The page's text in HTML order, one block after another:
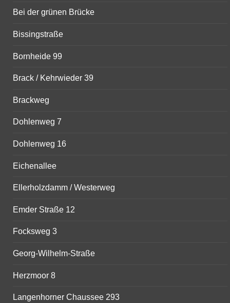
Bei der grünen Brücke
Bissingstraße
Bornheide 99
Brack / Kehrwieder 39
Brackweg
Dohlenweg 7
Dohlenweg 16
Eichenallee
Ellerholzdamm / Westerweg
Emder Straße 12
Focksweg 3
Georg-Wilhelm-Straße
Herzmoor 8
Langenhorner Chaussee 293